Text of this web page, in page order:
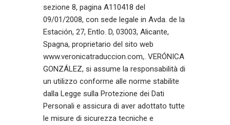
sezione 8, pagina A110418 del
09/01/2008, con sede legale in Avda. de la
Estación, 27, Entlo. D, 03003, Alicante,
Spagna, proprietario del sito web
www.veronicatraduccion.com,. VERÓNICA
GONZÁLEZ, si assume la responsabilità di
un utilizzo conforme alle norme stabilite
dalla Legge sulla Protezione dei Dati
Personali e assicura di aver adottato tutte
le misure di sicurezza tecniche e